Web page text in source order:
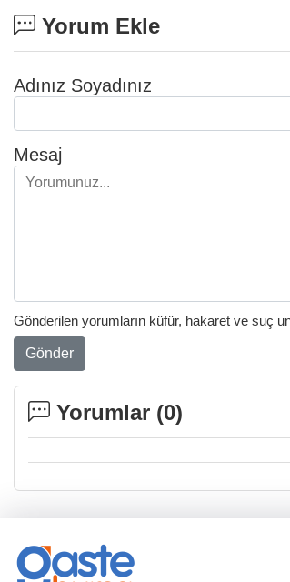
Yorum Ekle
Adınız Soyadınız
Mesaj
Gönderilen yorumların küfür, hakaret ve suç
Gönder
Yorumlar (0)